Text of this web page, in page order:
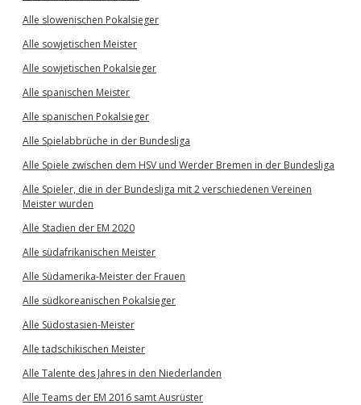
Alle slowenischen Pokalsieger
Alle sowjetischen Meister
Alle sowjetischen Pokalsieger
Alle spanischen Meister
Alle spanischen Pokalsieger
Alle Spielabbrüche in der Bundesliga
Alle Spiele zwischen dem HSV und Werder Bremen in der Bundesliga
Alle Spieler, die in der Bundesliga mit 2 verschiedenen Vereinen
Meister wurden
Alle Stadien der EM 2020
Alle südafrikanischen Meister
Alle Südamerika-Meister der Frauen
Alle südkoreanischen Pokalsieger
Alle Südostasien-Meister
Alle tadschikischen Meister
Alle Talente des Jahres in den Niederlanden
Alle Teams der EM 2016 samt Ausrüster